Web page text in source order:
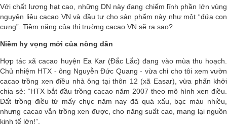
Với chất lượng hạt cao, những DN này đang chiếm lĩnh phần lớn vùng
nguyên liệu cacao VN và đầu tư cho sản phẩm này như một “đứa con
cưng”. Tiềm năng của thị trường cacao VN sẽ ra sao?
Niềm hy vọng mới của nông dân
Hợp tác xã cacao huyện Ea Kar (Đắc Lắc) đang vào mùa thu hoạch.
Chủ nhiệm HTX - ông Nguyễn Đức Quang - vừa chỉ cho tôi xem vườn
cacao trồng xen điều nhà ông tại thôn 12 (xã Easar), vừa phấn khởi
chia sẻ: “HTX bắt đầu trồng cacao năm 2007 theo mô hình xen điều.
Đất trồng điều từ mấy chục năm nay đã quá xấu, bạc màu nhiều,
nhưng cacao vẫn trồng xen được, cho năng suất cao, mang lại nguồn
kinh tế lớn!”.